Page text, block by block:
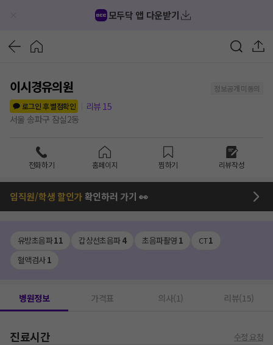
모두닥 앱 다운받기
이시경유의원
정보공개 미동의
로그인 후 별점확인
리뷰 15
서울 송파구 잠실2동
전화하기 홈페이지 찜하기 리뷰작성
임직원/학생 할인가확인하러 가기 👀
유방초음파11 갑상선초음파4 초음파촬영 1 CT1
혈액검사1
병원정보 가격표 의사(1) 리뷰(15)
진료시간 수정 요청